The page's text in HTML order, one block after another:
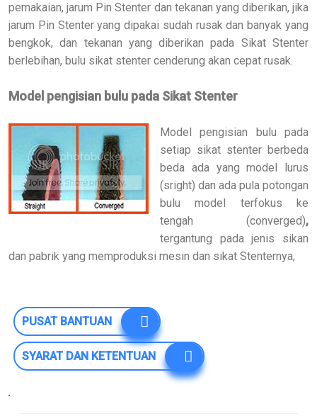
pemakaian, jarum Pin Stenter dan tekanan yang diberikan, jika
jarum Pin Stenter yang dipakai sudah rusak dan banyak yang
bengkok, dan tekanan yang diberikan pada Sikat Stenter
berlebihan, bulu sikat stenter cenderung akan cepat rusak.
Model pengisian bulu pada Sikat Stenter
Model pengisian bulu pada
setiap sikat stenter berbeda
beda ada yang model lurus
(sright) dan ada pula potongan
bulu model terfokus ke
tengah (converged),
tergantung pada jenis sikan
dan pabrik yang memproduksi mesin dan sikat Stenternya,
PUSAT BANTUAN
SYARAT DAN KETENTUAN